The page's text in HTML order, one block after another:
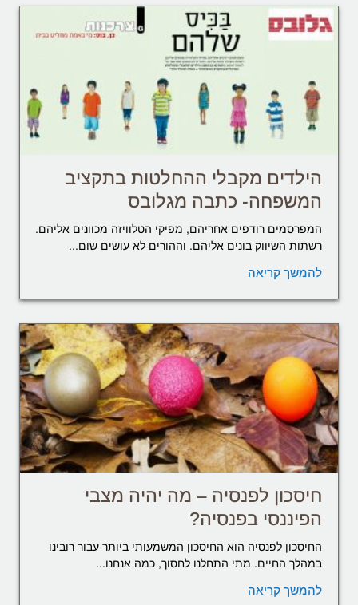
הילדים מקבלי ההחלטות בתקציב
המשפחה- כתבה מגלובס
המפרסמים רודפים אחריהם, מפיקי הטלוויזה מכוונים אליהם.
רשתות השיווק בונים אליהם. וההורים לא עושים שום...
להמשך קריאה
חיסכון לפנסיה – מה יהיה מצבי
הפיננסי בפנסיה?
החיסכון לפנסיה הוא החיסכון המשמעותי ביותר עבור רובינו
במהלך החיים. מתי התחלנו לחסוך, כמה אנחנו...
להמשך קריאה